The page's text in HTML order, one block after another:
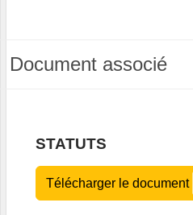
Document associé
STATUTS
Télécharger le document